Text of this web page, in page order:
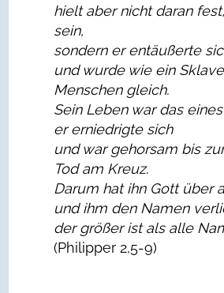
hielt aber nicht daran
sein,
sondern er entäußerte
und wurde wie ein
Menschen gleich.
Sein Leben war das
er erniedrigte sich
und war gehorsam bis
Tod am Kreuz.
Darum hat ihn Gott über
und ihm den Namen
der größer ist als alle
(Philipper 2,5-9)